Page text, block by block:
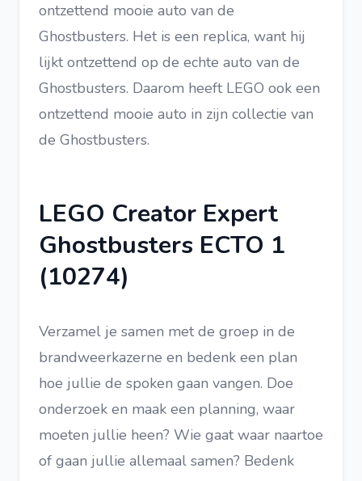
ontzettend mooie auto van de
Ghostbusters. Het is een replica, want hij
lijkt ontzettend op de echte auto van de
Ghostbusters. Daarom heeft LEGO ook een
ontzettend mooie auto in zijn collectie van
de Ghostbusters.
LEGO Creator Expert
Ghostbusters ECTO 1
(10274)
Verzamel je samen met de groep in de
brandweerkazerne en bedenk een plan
hoe jullie de spoken gaan vangen. Doe
onderzoek en maak een planning, waar
moeten jullie heen? Wie gaat waar naartoe
of gaan jullie allemaal samen? Bedenk